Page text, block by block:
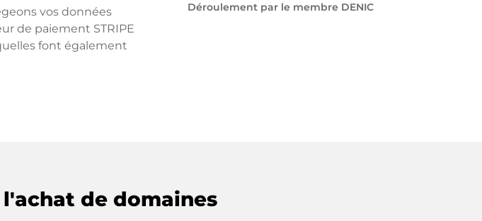
Déroulement par le membre DENIC
vos données
de paiement STRIPE
font également
de domaines